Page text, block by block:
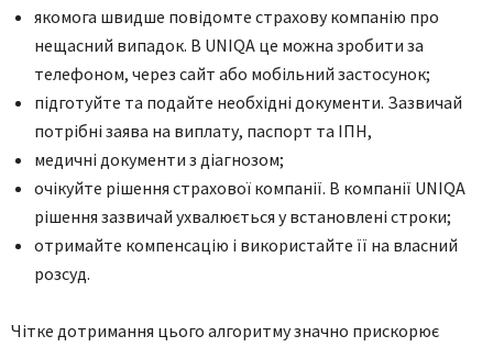
якомога швидше повідомте страхову компанію про
нещасний випадок. В UNIQA це можна зробити за
телефоном, через сайт або мобільний застосунок;
підготуйте та подайте необхідні документи. Зазвичай
потрібні заява на виплату, паспорт та ІПН,
медичні документи з діагнозом;
очікуйте рішення страхової компанії. В компанії UNIQA
рішення зазвичай ухвалюється у встановлені строки;
отримайте компенсацію і використайте її на власний
розсуд.
Чітке дотримання цього алгоритму значно прискорює